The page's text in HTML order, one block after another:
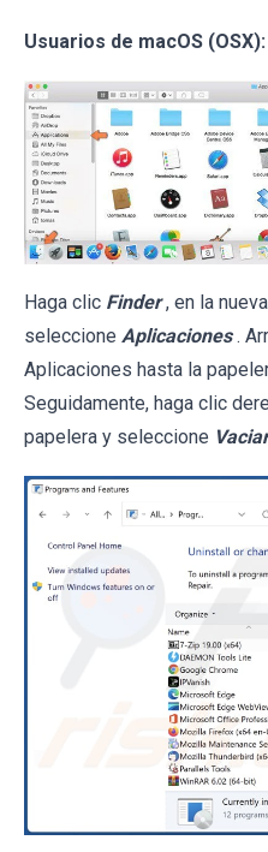
Usuarios de macOS (OSX):
Haga clic Finder , en la
seleccione Aplicaciones .
Aplicaciones hasta la
Seguidamente, haga clic
papelera y seleccione